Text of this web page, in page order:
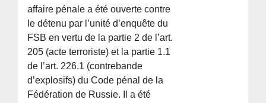
affaire pénale a été ouverte contre
le détenu par l’unité d’enquête du
FSB en vertu de la partie 2 de l’art.
205 (acte terroriste) et la partie 1.1
de l’art. 226.1 (contrebande
d’explosifs) du Code pénal de la
Fédération de Russie. Il a été